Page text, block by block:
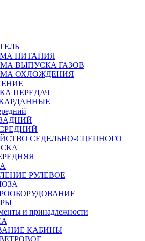
ПИТАНИЯ
ВЫПУСКА ГАЗОВ
ОХЛОЖДЕНИЯ
ПЕРЕДАЧ
СЕДЕЛЬНО-СЦЕПНОГО
РУЛЕВОЕ
и принадлежности
КАБИНЫ